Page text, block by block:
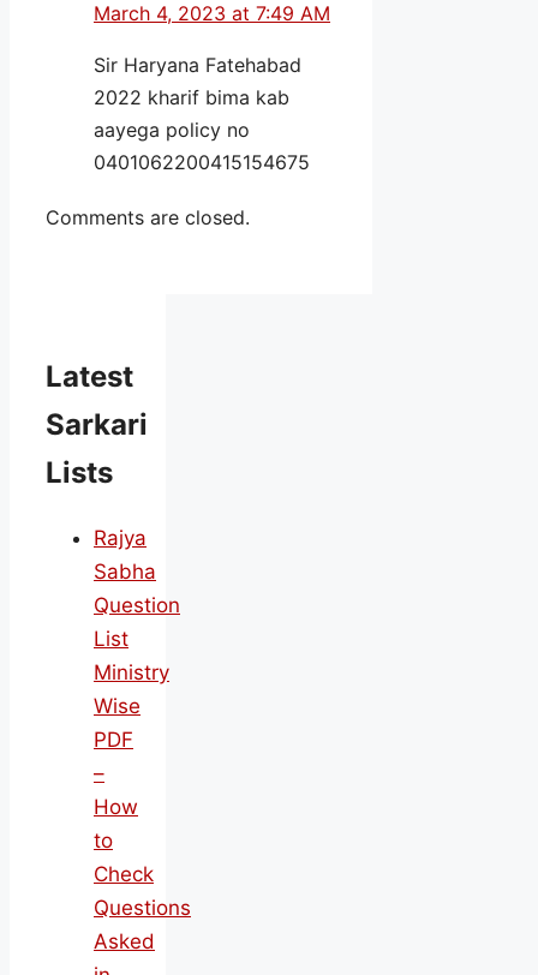
March 4, 2023 at 7:49 AM
Sir Haryana Fatehabad
2022 kharif bima kab
aayega policy no
0401062200415154675
Comments are closed.
Latest
Sarkari
Lists
Rajya
Sabha
Question
List
Ministry
Wise
PDF
–
How
to
Check
Questions
Asked